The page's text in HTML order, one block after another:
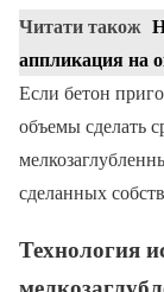
Читати також
аппликация на
Если бетон
объемы сделать
сделанных
Технология